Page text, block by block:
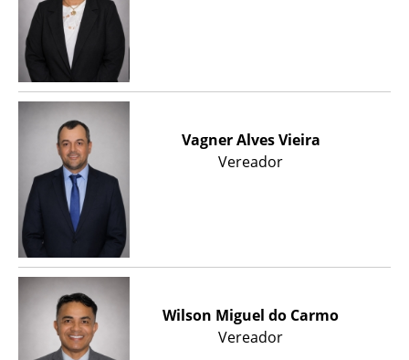
Vagner Alves Vieira
Vereador
Wilson Miguel do Carmo
Vereador